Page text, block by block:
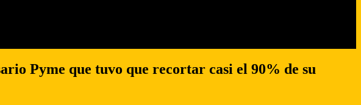
Pyme que tuvo que recortar casi el 90% de su